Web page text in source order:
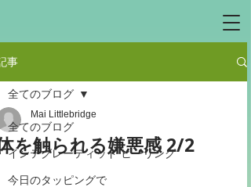
事
全てのブログ
インテグレーティッド ヒーリング
今日のタッピングで
全てのブログ
を触られる嫌悪感 2/2
Mai Littlebridge